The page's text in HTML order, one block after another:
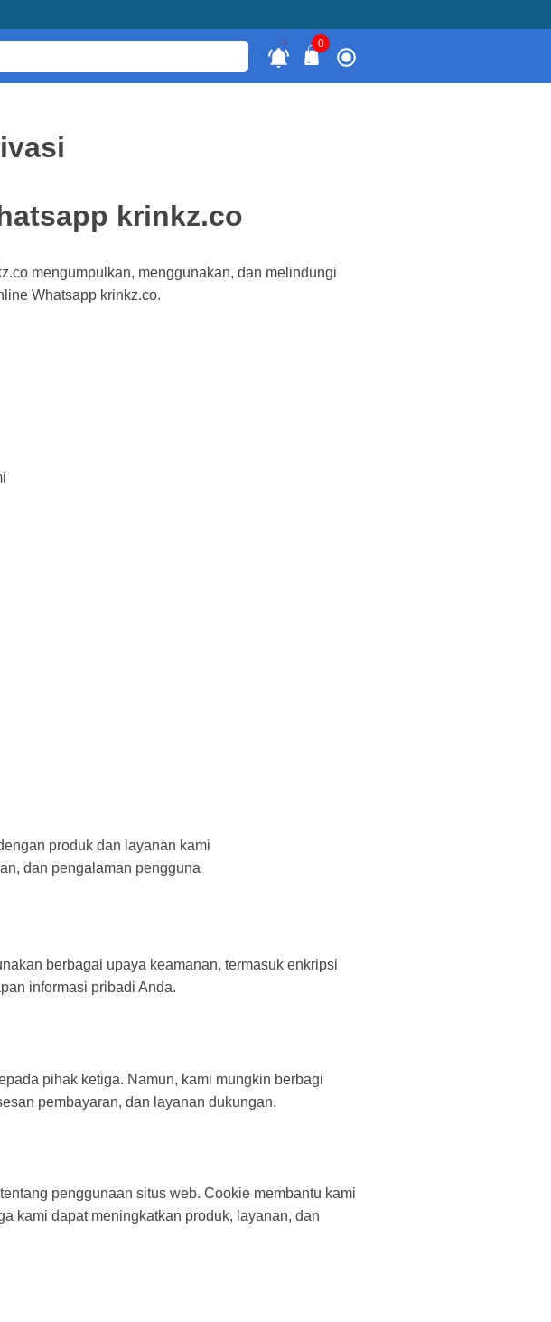
0
krinkz.co
mengumpulkan, menggunakan, dan melindungi
Whatsapp krinkz.co.
produk dan layanan kami
dan pengalaman pengguna
berbagai upaya keamanan, termasuk enkripsi
informasi pribadi Anda.
pihak ketiga. Namun, kami mungkin berbagi
pembayaran, dan layanan dukungan.
penggunaan situs web. Cookie membantu kami
kami dapat meningkatkan produk, layanan, dan